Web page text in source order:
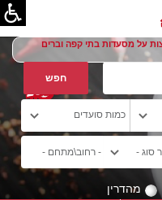
על מסעדות בתי קפה וברים
מהדרין